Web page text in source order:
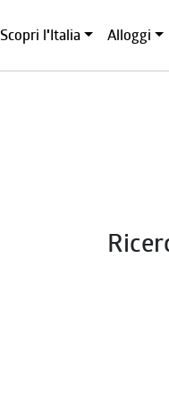
Scopri l'Italia Alloggi